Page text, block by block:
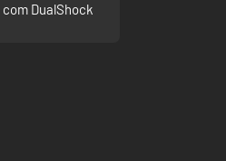
com DualShock